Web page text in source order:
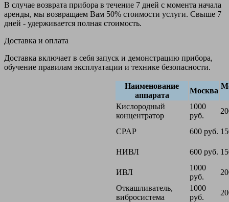
В случае возврата прибора в течение 7 дней с момента начала
аренды, мы возвращаем Вам 50% стоимости услуги. Свыше 7
дней - удерживается полная стоимость.
Доставка и оплата
Доставка включает в себя запуск и демонстрацию прибора,
обучение правилам эксплуатации и технике безопасности.
Наименование
аппарата
Москва
Кислородный
концентратор
1000
руб.
CPAP 600 руб.
НИВЛ 600 руб.
ИВЛ
1000
руб.
Откашливатель,
вибросистема
1000
руб.